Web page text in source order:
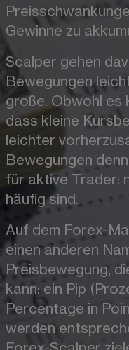
Gewinne zu
Scalper gehen
Bewegungen
große. Obwohl es
dass kleine
leichter
Bewegungen
für aktive Trader:
häufig sind.
Auf dem Forex-
einen anderen
Preisbewegung,
kann: ein Pip
Percentage in
werden